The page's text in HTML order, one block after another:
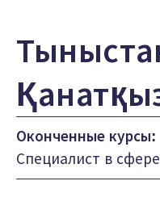
Оконченные курсы:
Специалист в